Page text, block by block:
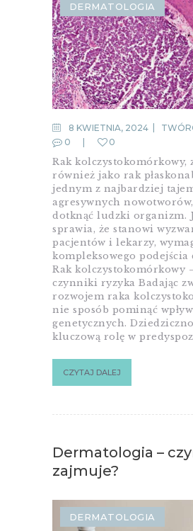
DERMATOLOGIA
8 KWIETNIA, 2024
0
0
Rak kolczystokomórkowy,
również jako rak
jednym z najbardziej
agresywnych
dotknąć ludzki organizm.
sprawia, że stanowi
pacjentów i lekarzy,
kompleksowego podejścia
Rak kolczystokomórkowy
czynniki ryzyka Badając
rozwojem raka
nie sposób pominąć
genetycznych.
kluczową rolę w
CZYTAJ DALEJ
Dermatologia –
zajmuje?
DERMATOLOGIA